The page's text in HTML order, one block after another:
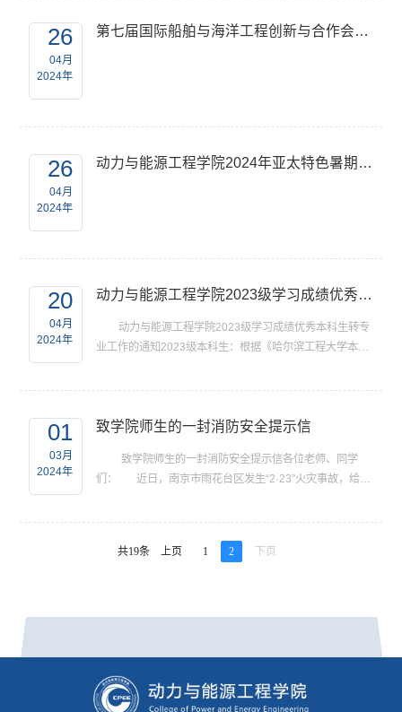
与科技竞赛选拔赛推荐国赛参赛项目名单进行公示，具体
26
04月
2024年
第七届国际船舶与海洋工程创新与合作会议（icname）绿色船舶与海上可再生能源分会及征稿通知
26
04月
2024年
动力与能源工程学院2024年亚太特色暑期班招生简章
20
04月
2024年
动力与能源工程学院2023级学习成绩优秀本科生转专业工作的通知
动力与能源工程学院2023级学习成绩优秀本科生转专
业工作的通知2023级本科生：根据《哈尔滨工程大学本科
件2），为做好动力与能源工程学院2023级本科生转专业
（一）报名学生范围2023级在籍普通全日制本科生（不
含...
01
03月
2024年
致学院师生的一封消防安全提示信
致学院师生的一封消防安全提示信各位老师、同学
们： 近日，南京市雨花台区发生“2·23”火灾事故，给我
面： 一、严禁电动自行车在动力楼、各实验楼、宿舍
楼，校内公共门厅、疏散通道、楼梯间、安全出口等公共
共19条 上页 1 2 下页